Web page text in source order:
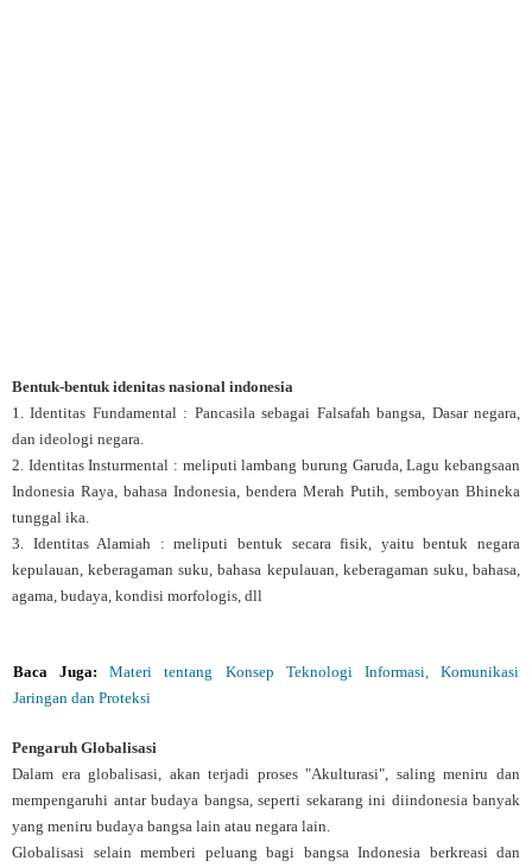
Bentuk-bentuk idenitas nasional indonesia
1. Identitas Fundamental : Pancasila sebagai Falsafah bangsa, Dasar negara,
dan ideologi negara.
2. Identitas Insturmental : meliputi lambang burung Garuda, Lagu kebangsaan
Indonesia Raya, bahasa Indonesia, bendera Merah Putih, semboyan Bhineka
tunggal ika.
3. Identitas Alamiah : meliputi bentuk secara fisik, yaitu bentuk negara
kepulauan, keberagaman suku, bahasa kepulauan, keberagaman suku, bahasa,
agama, budaya, kondisi morfologis, dll
Baca Juga:
Materi tentang Konsep Teknologi Informasi, Komunikasi
Jaringan dan Proteksi
Pengaruh Globalisasi
Dalam era globalisasi, akan terjadi proses "Akulturasi", saling meniru dan
mempengaruhi antar budaya bangsa, seperti sekarang ini diindonesia banyak
yang meniru budaya bangsa lain atau negara lain.
Globalisasi selain memberi peluang bagi bangsa Indonesia berkreasi dan